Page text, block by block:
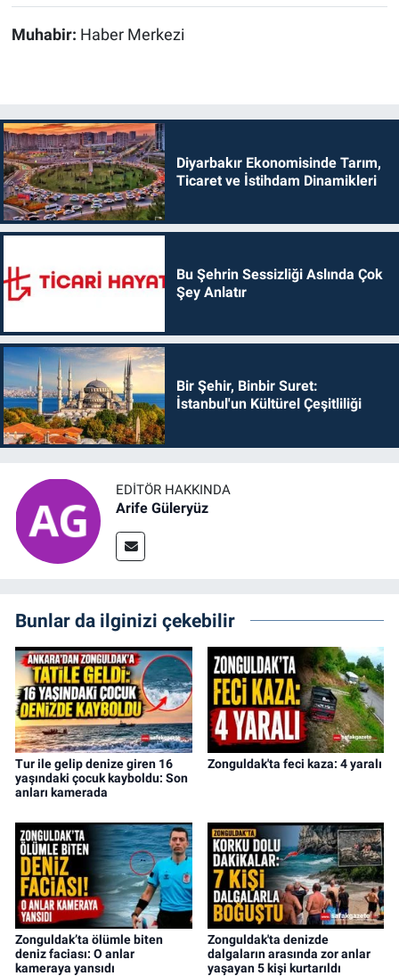
Muhabir: Haber Merkezi
Diyarbakır Ekonomisinde Tarım,
Ticaret ve İstihdam Dinamikleri
Bu Şehrin Sessizliği Aslında Çok
Şey Anlatır
Bir Şehir, Binbir Suret:
İstanbul'un Kültürel Çeşitliliği
EDITÖR HAKKINDA
Arife Güleryüz
Bunlar da ilginizi çekebilir
Tur ile gelip denize giren 16
yaşındaki çocuk kayboldu: Son
anları kamerada
Zonguldak'ta feci kaza: 4 yaralı
Zonguldak’ta ölümle biten
deniz faciası: O anlar
kameraya yansıdı
Zonguldak'ta denizde
dalgaların arasında zor anlar
yaşayan 5 kişi kurtarıldı